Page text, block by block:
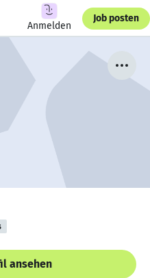
Anmelden
Job posten
ansehen